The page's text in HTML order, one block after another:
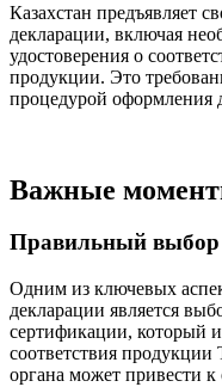
Казахстан предъявляет
декларации, включая
удостоверения о
продукции. Это
процедурой оформления
Важные
Правильный выбор
Одним из ключевых
декларации является
сертификации, который
соответствия
органа может привести к